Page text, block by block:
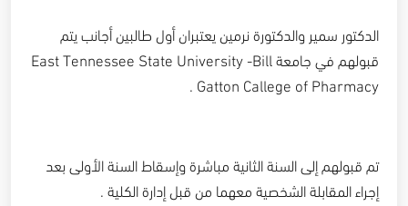
الدكتور سمير والدكتورة نرمين يعتبران أول طالبين أجانب يتم
قبولهم في جامعة East Tennessee State University -Bill
Gatton Callege of Pharmacy .
تم قبولهم إلى السنة الثانية مباشرة وإسقاط السنة الأولى بعد
إجراء المقابلة الشخصية معهما من قبل إدارة الكلية .